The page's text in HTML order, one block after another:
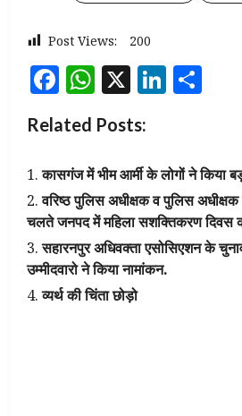
Post Views: 200
Facebook
WhatsApp
X
Related Posts:
कासगंज में भीम आर्मी के लोगों ने किया
वरिष्ठ पुलिस अधीक्षक व पुलिस अधीक्षक
चलते जनपद में महिला सशक्तिकरण दिवस
सहारनपुर अधिवक्ता एसोसिएशन के
उम्मीदवारो ने किया नामांकन.
व्यर्थ की चिंता छोड़ो